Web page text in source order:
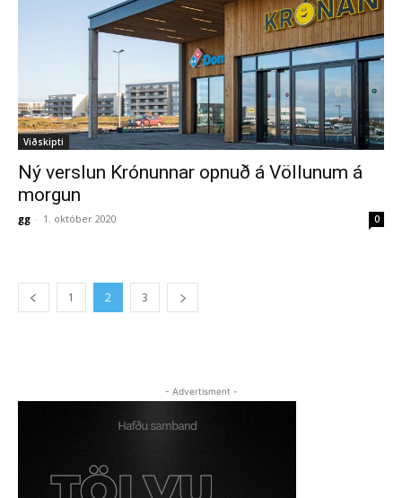
Viðskipti
Ný verslun Krónunnar opnuð á Völlunum á
morgun
gg - 1. október 2020 0
1 2 3
- Advertisment -